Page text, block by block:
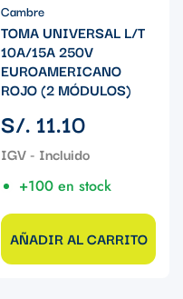
Cambre
TOMA UNIVERSAL L/T
10A/15A 250V
EUROAMERICANO
ROJO (2 MÓDULOS)
Precio
regular
S/. 11.10
+100 en stock
AÑADIR AL CARRITO